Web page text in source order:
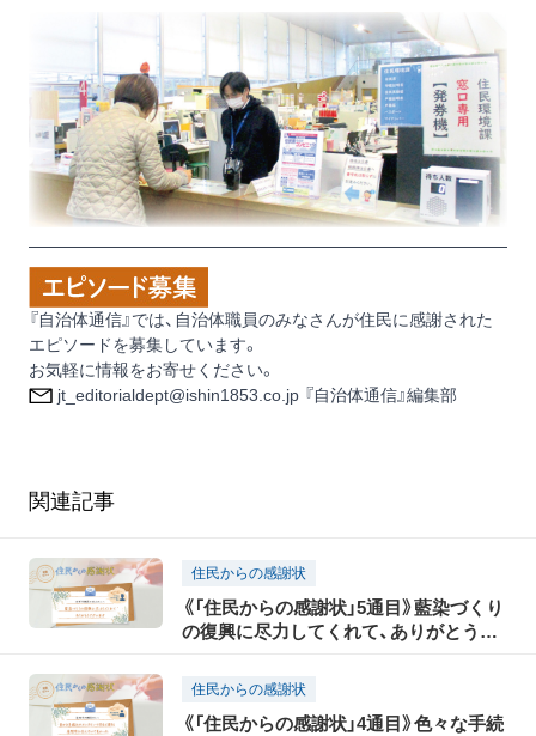
『自治体通信』では、自治体職員のみなさんが住民に感謝された
エピソードを募集しています。
お気軽に情報をお寄せください。
jt_editorialdept@ishin1853.co.jp 『自治体通信』編集部
関連記事
住民からの感謝状
《「住民からの感謝状」5通目》藍染づくり
の復興に尽力してくれて、ありがとうご
住民からの感謝状
《「住民からの感謝状」4通目》色々な手続